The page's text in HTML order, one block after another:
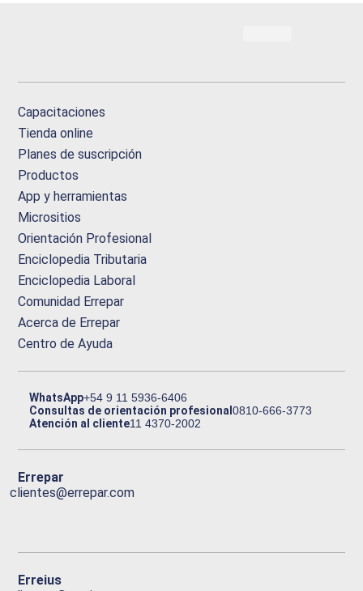
Capacitaciones
Tienda online
Planes de suscripción
Productos
App y herramientas
Micrositios
Orientación Profesional
Enciclopedia Tributaria
Enciclopedia Laboral
Comunidad Errepar
Acerca de Errepar
Centro de Ayuda
WhatsApp+54 9 11 5936-6406
Consultas de orientación profesional0810-666-3773
Atención al cliente11 4370-2002
Errepar
clientes@errepar.com
Erreius